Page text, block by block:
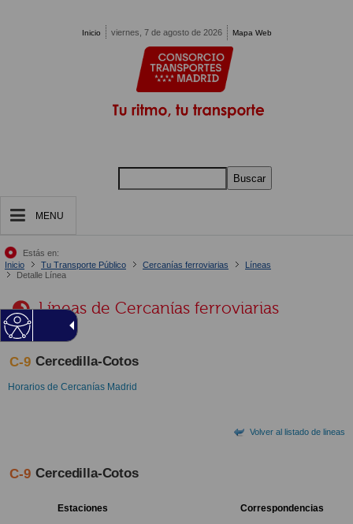
Inicio viernes, 7 de agosto de 2026 Mapa Web
Buscar
MENU
Estás en:
Inicio
Tu Transporte Público Cercanías ferroviarias
Líneas
Detalle Línea
Líneas de Cercanías ferroviarias
C-9 Cercedilla-Cotos
Horarios de Cercanías Madrid
Volver al listado de lineas
C-9 Cercedilla-Cotos
Estaciones Correspondencias